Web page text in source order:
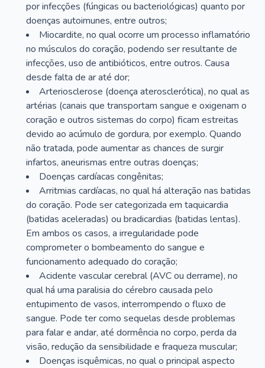
por infecções (fúngicas ou bacteriológicas) quanto por
doenças autoimunes, entre outros;
Miocardite, no qual ocorre um processo inflamatório
no músculos do coração, podendo ser resultante de
infecções, uso de antibióticos, entre outros. Causa
desde falta de ar até dor;
Arteriosclerose (doença aterosclerótica), no qual as
artérias (canais que transportam sangue e oxigenam o
coração e outros sistemas do corpo) ficam estreitas
devido ao acúmulo de gordura, por exemplo. Quando
não tratada, pode aumentar as chances de surgir
infartos, aneurismas entre outras doenças;
Doenças cardíacas congênitas;
Arritmias cardíacas, no qual há alteração nas batidas
do coração. Pode ser categorizada em taquicardia
(batidas aceleradas) ou bradicardias (batidas lentas).
Em ambos os casos, a irregularidade pode
comprometer o bombeamento do sangue e
funcionamento adequado do coração;
Acidente vascular cerebral (AVC ou derrame), no
qual há uma paralisia do cérebro causada pelo
entupimento de vasos, interrompendo o fluxo de
sangue. Pode ter como sequelas desde problemas
para falar e andar, até dormência no corpo, perda da
visão, redução da sensibilidade e fraqueza muscular;
Doenças isquêmicas, no qual o principal aspecto